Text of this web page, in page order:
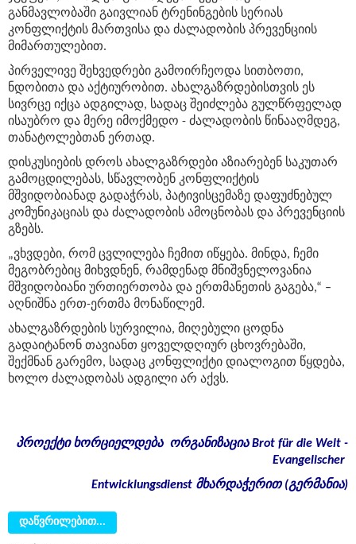
განმავლობაში გაივლიან ტრენინგების სერიას
კონფლიქტის მართვისა და ძალადობის პრევენციის
მიმართულებით.
პირველივე შეხვედრები გამოირჩეოდა სითბოთი,
ნდობითა და აქტიურობით. ახალგაზრდებისთვის ეს
სივრცე იქცა ადგილად, სადაც შეიძლება გულწრფელად
ისაუბრო და მერე იმოქმედო - ძალადობის წინააღმდეგ,
თანატოლებთან ერთად.
დისკუსიების დროს ახალგაზრდები აზიარებენ საკუთარ
გამოცდილებას, სწავლობენ კონფლიქტის
მშვიდობიანად გადაჭრას, პატივისცემაზე დაფუძნებულ
კომუნიკაციას და ძალადობის ამოცნობას და პრევენციის
გზებს.
„ვხვდები, რომ ცვლილება ჩემით იწყება. მინდა, ჩემი
მეგობრებიც მიხვდნენ, რამდენად მნიშვნელოვანია
მშვიდობიანი ურთიერთობა და ერთმანეთის გაგება,“ –
აღნიშნა ერთ-ერთმა მონაწილემ.
ახალგაზრდების სურვილია, მიღებული ცოდნა
გადაიტანონ თავიანთ ყოველდღიურ ცხოვრებაში,
შექმნან გარემო, სადაც კონფლიქტი დიალოგით წყდება,
ხოლო ძალადობას ადგილი არ აქვს.
პროექტი ხორციელდება ორგანიზაციაBrot für die Welt -
Evangelischer
Entwicklungsdienst მხარდაჭერით(გერმანია)
დაწვრილებით...